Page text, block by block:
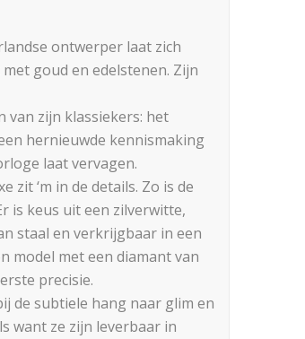
ontwerper laat zich
goud en edelstenen. Zijn
van zijn klassiekers: het
hernieuwde kennismaking
laat vervagen.
zit ‘m in de details. Zo is de
is keus uit een zilverwitte,
staal en verkrijgbaar in een
model met een diamant van
precisie.
de subtiele hang naar glim en
want ze zijn leverbaar in